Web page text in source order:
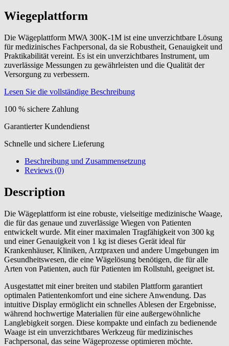
Wiegeplattform
Die Wägeplattform MWA 300K-1M ist eine unverzichtbare Lösung
für medizinisches Fachpersonal, da sie Robustheit, Genauigkeit und
Praktikabilität vereint. Es ist ein unverzichtbares Instrument, um
zuverlässige Messungen zu gewährleisten und die Qualität der
Versorgung zu verbessern.
Lesen Sie die vollständige Beschreibung
100 % sichere Zahlung
Garantierter Kundendienst
Schnelle und sichere Lieferung
Beschreibung und Zusammensetzung
Reviews (0)
Description
Die Wägeplattform ist eine robuste, vielseitige medizinische Waage,
die für das genaue und zuverlässige Wiegen von Patienten
entwickelt wurde. Mit einer maximalen Tragfähigkeit von 300 kg
und einer Genauigkeit von 1 kg ist dieses Gerät ideal für
Krankenhäuser, Kliniken, Arztpraxen und andere Umgebungen im
Gesundheitswesen, die eine Wägelösung benötigen, die für alle
Arten von Patienten, auch für Patienten im Rollstuhl, geeignet ist.
Ausgestattet mit einer breiten und stabilen Plattform garantiert
optimalen Patientenkomfort und eine sichere Anwendung. Das
intuitive Display ermöglicht ein schnelles Ablesen der Ergebnisse,
während hochwertige Materialien für eine außergewöhnliche
Langlebigkeit sorgen. Diese kompakte und einfach zu bedienende
Waage ist ein unverzichtbares Werkzeug für medizinisches
Fachpersonal, das seine Wägeprozesse optimieren möchte.